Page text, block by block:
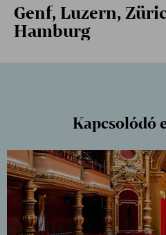
Genf, Luzern,
Hamburg
Kapcsolódó